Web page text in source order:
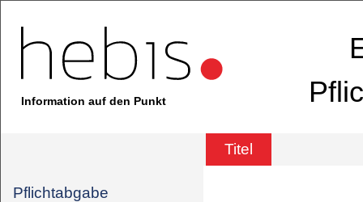
Information auf den Punkt
Titel
Pflichtabgabe